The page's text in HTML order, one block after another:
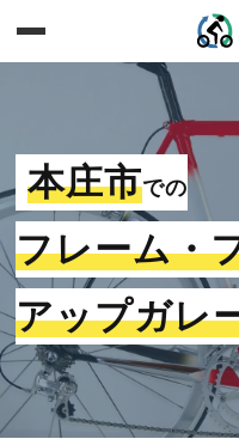
本庄市での
フレーム・
アップガレ